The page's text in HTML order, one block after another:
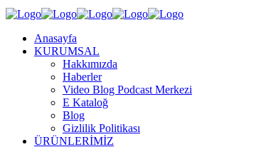
Anasayfa
KURUMSAL
Hakkımızda
Haberler
Video Blog Podcast Merkezi
E Kataloğ
Blog
Gizlilik Politikası
ÜRÜNLERİMİZ